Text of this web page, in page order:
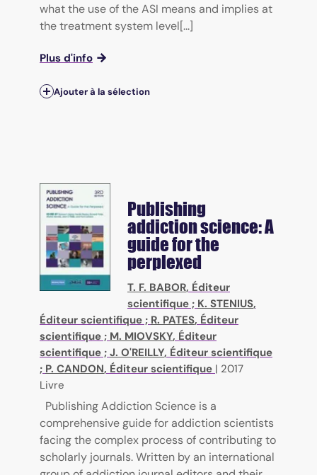
what the use of the ASI means and implies at
the treatment system level[...]
Plus d'info
Ajouter à la sélection
Publishing
addiction science: A
guide for the
perplexed
T. F. BABOR, Éditeur
scientifique ; K. STENIUS,
Éditeur scientifique ; R. PATES, Éditeur
scientifique ; M. MIOVSKY, Éditeur
scientifique ; J. O'REILLY, Éditeur scientifique
; P. CANDON, Éditeur scientifique | 2017
Livre
Publishing Addiction Science is a
comprehensive guide for addiction scientists
facing the complex process of contributing to
scholarly journals. Written by an international